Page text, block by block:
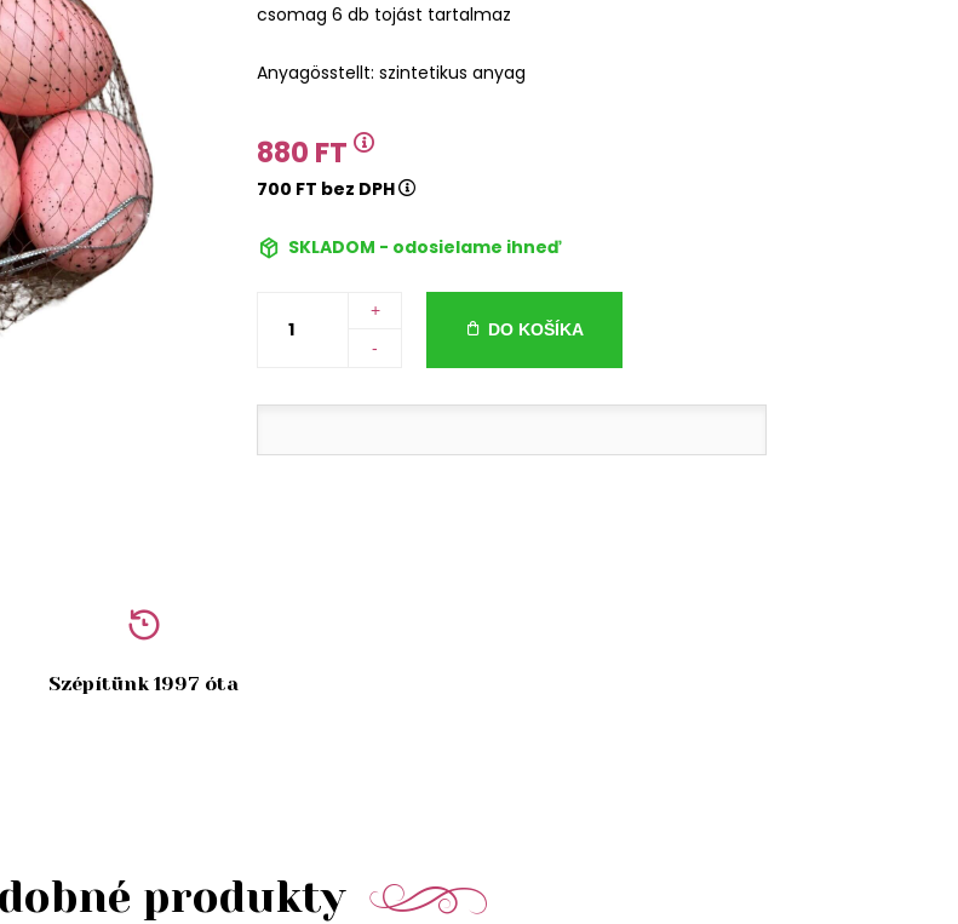
csomag 6 db tojást tartalmaz
Anyagösstellt: szintetikus anyag
880 FT
700 FT bez DPH
SKLADOM - odosielame ihneď
+
-
DO KOŠÍKA
Szépítünk 1997 óta
produkty